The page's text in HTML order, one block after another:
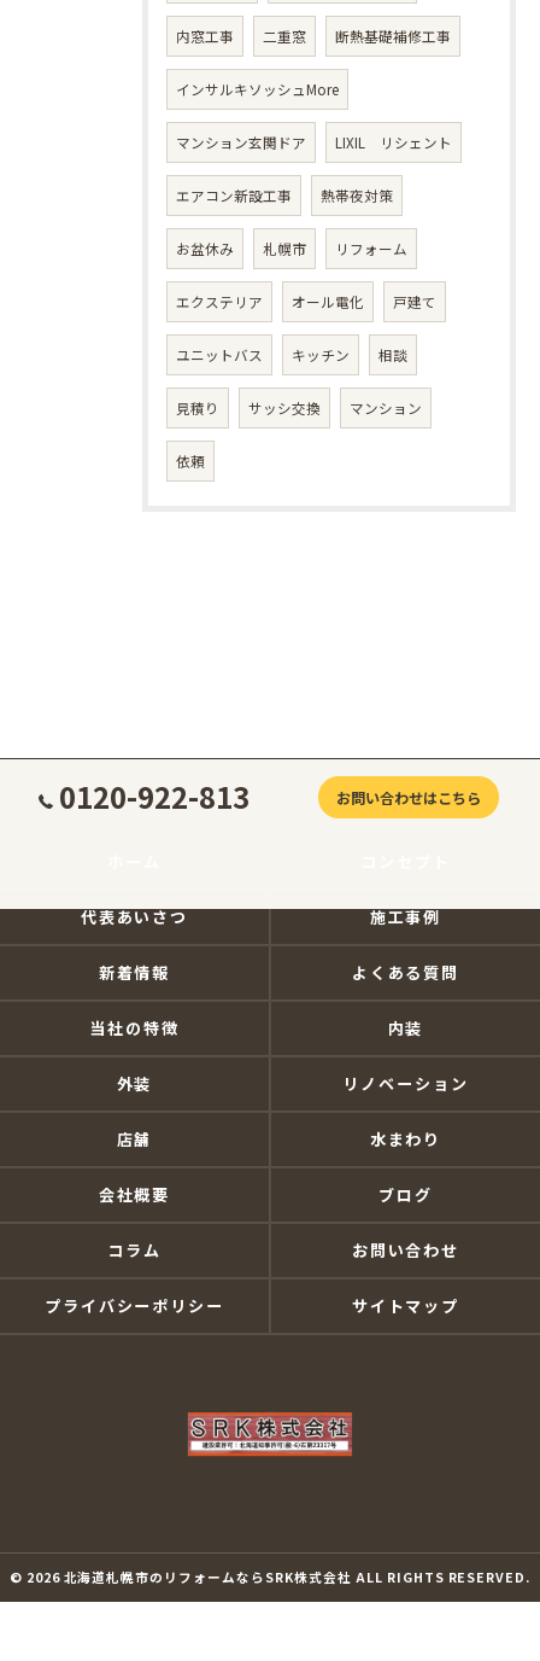
内窓工事 二重窓 断熱基礎補修工事
インサルキソッシュMore
マンション玄関ドア LIXIL リシェント
エアコン新設工事 熱帯夜対策
お盆休み 札幌市 リフォーム
エクステリア オール電化 戸建て
ユニットバス キッチン 相談
見積り サッシ交換 マンション
依頼
0120-922-813 お問い合わせはこちら
代表あいさつ 施工事例
新着情報 よくある質問
当社の特徴 内装
外装 リノベーション
店舗 水まわり
会社概要 ブログ
コラム お問い合わせ
プライバシーポリシー サイトマップ
© 2026 北海道札幌市のリフォームならSRK株式会社 ALL RIGHTS RESERVED.